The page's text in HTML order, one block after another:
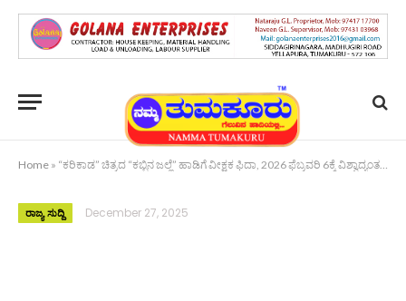
Home » “ಕರಿಕಾಡ” ಚಿತ್ರದ “ಕಬ್ಬಿನ ಜಲ್ಲೆ” ಹಾಡಿಗೆ ವೀಕ್ಷಕ ಫಿದಾ, 2026 ಫೆಬ್ರವರಿ 6ಕ್ಕೆ ವಿಶ್ವಾದ್ಯಂತ ರಿಲೀಸ್
ರಾಜ್ಯ ಸುದ್ದಿ December 27, 2025